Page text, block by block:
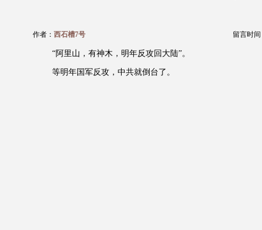
作者： 西石槽7号 留言时间
“阿里山，有神木，明年反攻回大陆”。
等明年国军反攻，中共就倒台了。